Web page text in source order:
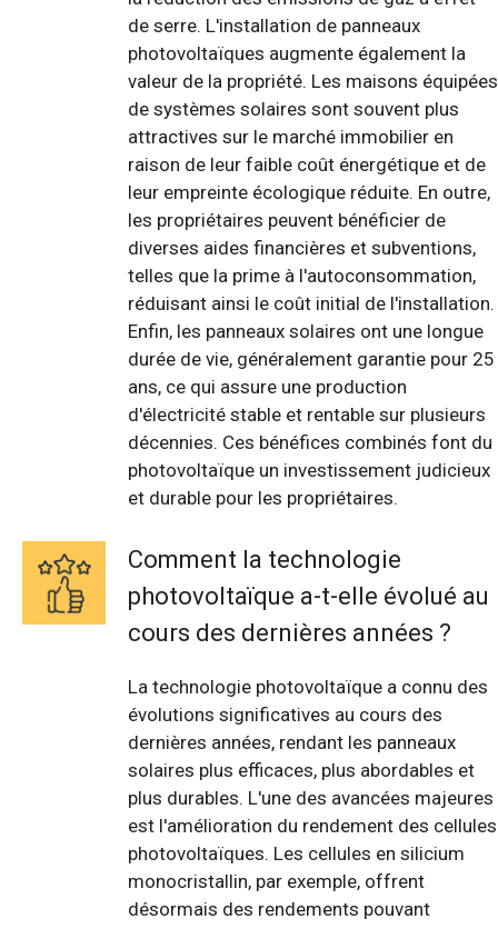
de serre. L'installation de panneaux
photovoltaïques augmente également la
valeur de la propriété. Les maisons équipées
de systèmes solaires sont souvent plus
attractives sur le marché immobilier en
raison de leur faible coût énergétique et de
leur empreinte écologique réduite. En outre,
les propriétaires peuvent bénéficier de
diverses aides financières et subventions,
telles que la prime à l'autoconsommation,
réduisant ainsi le coût initial de l'installation.
Enfin, les panneaux solaires ont une longue
durée de vie, généralement garantie pour 25
ans, ce qui assure une production
d'électricité stable et rentable sur plusieurs
décennies. Ces bénéfices combinés font du
photovoltaïque un investissement judicieux
et durable pour les propriétaires.
Comment la technologie
photovoltaïque a-t-elle évolué au
cours des dernières années ?
La technologie photovoltaïque a connu des
évolutions significatives au cours des
dernières années, rendant les panneaux
solaires plus efficaces, plus abordables et
plus durables. L'une des avancées majeures
est l'amélioration du rendement des cellules
photovoltaïques. Les cellules en silicium
monocristallin, par exemple, offrent
désormais des rendements pouvant